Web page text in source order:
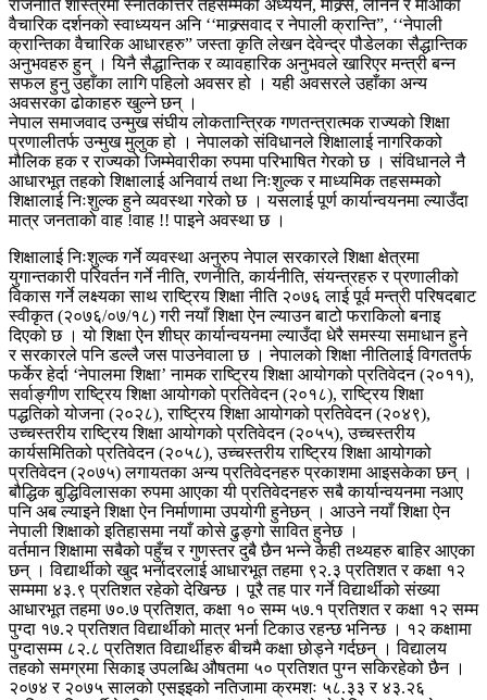
राजनीति शास्त्रमा स्नातकोत्तर तहसम्मको अध्ययन, माक्र्स, लेनिन र माओका
वैचारिक दर्शनको स्वाध्ययन अनि ‘‘माक्र्सवाद र नेपाली क्रान्ति”, ‘‘नेपाली
क्रान्तिका वैचारिक आधारहरु” जस्ता कृति लेखन देवेन्द्र पौडेलका सैद्धान्तिक
अनुभवहरु हुन् । यिनै सैद्धान्तिक र व्यावहारिक अनुभवले खारिएर मन्त्री बन्न
सफल हुनु उहाँका लागि पहिलो अवसर हो । यही अवसरले उहाँका अन्य
अवसरका ढोकाहरु खुल्ने छन् ।
नेपाल समाजवाद उन्मुख संघीय लोकतान्त्रिक गणतन्त्रात्मक राज्यको शिक्षा
प्रणालीतर्फ उन्मुख मुलुक हो । नेपालको संविधानले शिक्षालाई नागरिकको
मौलिक हक र राज्यको जिम्मेवारीका रुपमा परिभाषित गेरको छ । संविधानले नै
आधारभूत तहको शिक्षालाई अनिवार्य तथा निःशुल्क र माध्यमिक तहसम्मको
शिक्षालाई निःशुल्क हुने व्यवस्था गरेको छ । यसलाई पूर्ण कार्यान्वयनमा ल्याउँदा
मात्र जनताको वाह !वाह !! पाइने अवस्था छ ।
शिक्षालाई निःशुल्क गर्ने व्यवस्था अनुरुप नेपाल सरकारले शिक्षा क्षेत्रमा
युगान्तकारी परिवर्तन गर्ने नीति, रणनीति, कार्यनीति, संयन्त्रहरु र प्रणालीको
विकास गर्ने लक्ष्यका साथ राष्ट्रिय शिक्षा नीति २०७६ लाई पूर्व मन्त्री परिषदबाट
स्वीकृत (२०७६/०७/१८) गरी नयाँ शिक्षा ऐन ल्याउन बाटो फराकिलो बनाइ
दिएको छ । यो शिक्षा ऐन शीघ्र कार्यान्वयनमा ल्याउँदा धेरै समस्या समाधान हुने
र सरकारले पनि डल्लै जस पाउनेवाला छ । नेपालको शिक्षा नीतिलाई विगततर्फ
फर्केर हेर्दा ‘नेपालमा शिक्षा’ नामक राष्ट्रिय शिक्षा आयोगको प्रतिवेदन (२०११),
सर्वाङ्गीण राष्ट्रिय शिक्षा आयोगको प्रतिवेदन (२०१८), राष्ट्रिय शिक्षा
पद्धतिको योजना (२०२८), राष्ट्रिय शिक्षा आयोगको प्रतिवेदन (२०४९),
उच्चस्तरीय राष्ट्रिय शिक्षा आयोगको प्रतिवेदन (२०५५), उच्चस्तरीय
कार्यसमितिको प्रतिवेदन (२०५८), उच्चस्तरीय राष्ट्रिय शिक्षा आयोगको
प्रतिवेदन (२०७५) लगायतका अन्य प्रतिवेदनहरु प्रकाशमा आइसकेका छन् ।
बौद्धिक बुद्धिविलासका रुपमा आएका यी प्रतिवेदनहरु सबै कार्यान्वयनमा नआए
पनि अब ल्याइने शिक्षा ऐन निर्माणामा उपयोगी हुनेछन् । आउने नयाँ शिक्षा ऐन
नेपाली शिक्षाको इतिहासमा नयाँ कोसे ढुङ्गो सावित हुनेछ ।
वर्तमान शिक्षामा सबैको पहुँच र गुणस्तर दुबै छैन भन्ने केही तथ्यहरु बाहिर आएका
छन् । विद्यार्थीको खुद भर्नादरलाई आधारभूत तहमा ९२.३ प्रतिशत र कक्षा १२
सम्ममा ४३.९ प्रतिशत रहेको देखिन्छ । पूरै तह पार गर्ने विद्यार्थीको संख्या
आधारभूत तहमा ७०.७ प्रतिशत, कक्षा १० सम्म ५७.१ प्रतिशत र कक्षा १२ सम्म
पुग्दा १७.२ प्रतिशत विद्यार्थीको मात्र भर्ना टिकाउ रहन्छ भनिन्छ । १२ कक्षामा
पुग्दासम्म ८२.८ प्रतिशत विद्यार्थीहरु बीचमै कक्षा छोड्ने गर्दछन् । विद्यालय
तहको समग्रमा सिकाइ उपलब्धि औषतमा ५० प्रतिशत पुग्न सकिरहेको छैन ।
२०७४ र २०७५ सालको एसइइको नतिजामा क्रमशः ५८.३३ र ४३.२६